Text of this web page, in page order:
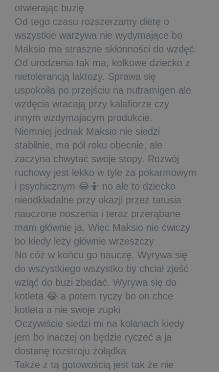
otwierając buzię
Od tego czasu rozszerzamy dietę o
wszystkie warzywa nie wydymające bo
Maksio ma straszne skłonności do wzdęć.
Od urodzenia tak ma, kolkowe dziecko z
nietolerancją laktozy. Sprawa się
uspokoiła po przejściu na nutramigen ale
wzdęcia wracają przy kalafiorze czy
innym wzdymajacym produkcie.
Niemniej jednak Maksio nie siedzi
stabilnie, ma pół roku obecnie, ale
zaczyna chwytać swoje stopy. Rozwój
ruchowy jest lekko w tyle za pokarmowym
i psychicznym 😂🤷 no ale to dziecko
nieodkładalne przy okazji przez tatusia
nauczone noszenia i teraz przerąbane
mam głównie ja. Więc Maksio nie ćwiczy
bo kiedy leży głównie wrzeszczy
No cóż w końcu go nauczę. Wyrywa się
do wszystkiego wszystko by chciał zjeść
wziąć do buzi zbadać. Wyrywa się do
kotleta 😂 a potem ryczy bo on chce
kotleta a nie swoje zupki
Oczywiście siedzi mi na kolanach kiedy
jem bo inaczej on będzie ryczeć a ja
dostanę rozstroju żołądka
Także z tą gotowością jest tak że nie